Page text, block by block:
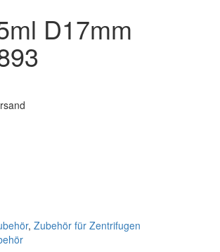
D17mm
, Zubehör für Zentrifugen